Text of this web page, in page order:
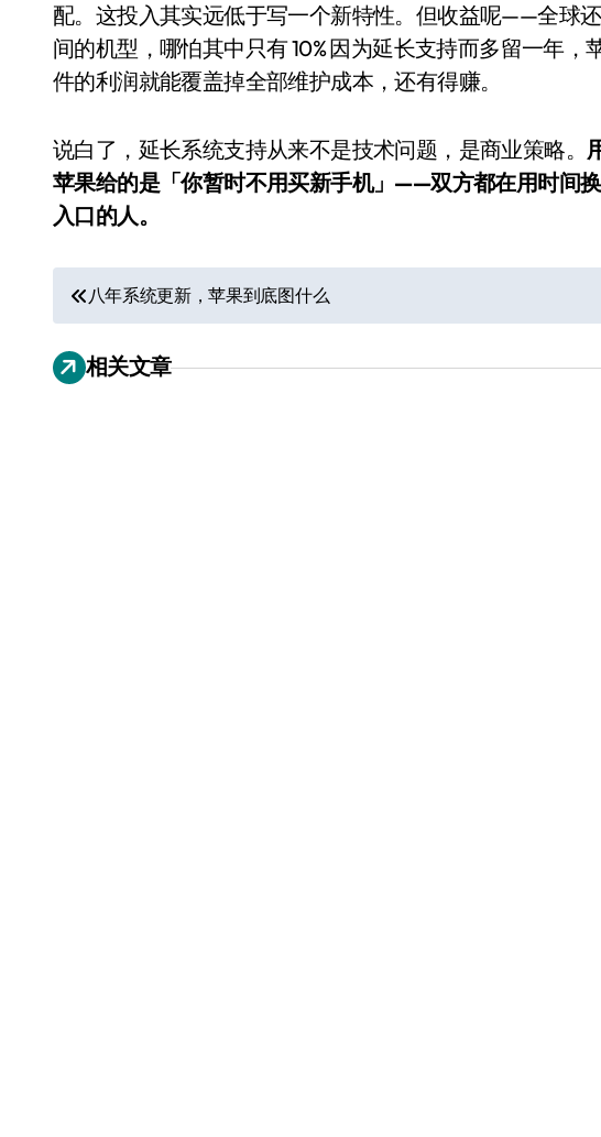
配。这投入其实远低于写一个新特性。但收益呢——全球
间的机型，哪怕其中只有 10% 因为延长支持而多留一年，
件的利润就能覆盖掉全部维护成本，还有得赚。
说白了，延长系统支持从来不是技术问题，是商业策略。
苹果给的是「你暂时不用买新手机」——双方都在用时间
入口的人。
文
章
导
八年系统更新，苹果到底图什么
相关文章
小家电